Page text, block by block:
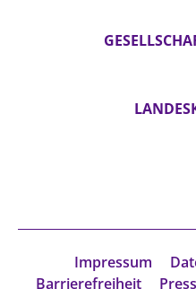
Impressum
Barrierefreiheit